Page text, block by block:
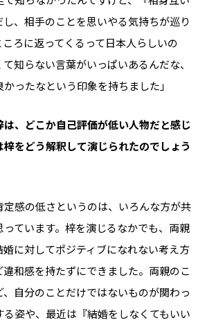
し、相手のことを思いやる気持ちが巡り
ろに返ってくるって日本人らしいの
知らない言葉がいっぱいあるんだな、
ったなという印象を持ちました」
は、どこか自己評価が低い人物だと感じ
をどう解釈して演じられたのでしょう
定感の低さというのは、いろんな方が共
ています。梓を演じるなかでも、両親
に対してポジティブになれない考え方
和感を持たずにできました。両親のこ
、自分のことだけではないものが関わっ
姿や、最近は『結婚をしなくてもいい